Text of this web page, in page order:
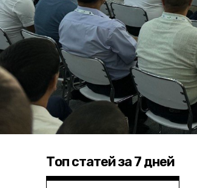
Топ статей за 7 дней